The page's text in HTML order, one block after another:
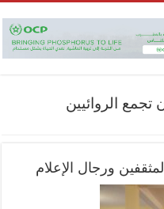
الروائيين
ورجال الإعلام